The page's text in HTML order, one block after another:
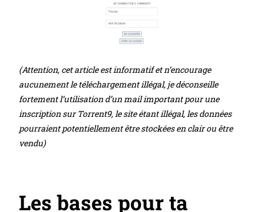
(Attention, cet article est informatif et n’encourage
aucunement le téléchargement illégal, je déconseille
fortement l’utilisation d’un mail important pour une
inscription sur Torrent9, le site étant illégal, les données
pourraient potentiellement être stockées en clair ou être
vendu)
Les bases pour ta